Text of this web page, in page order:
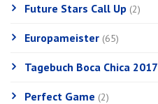
Future Stars Call Up (2)
Europameister (65)
Tagebuch Boca Chica 2017
Perfect Game (2)